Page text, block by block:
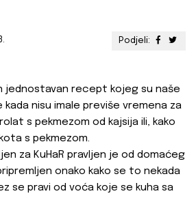
Podjeli:
jednostavan recept kojeg su naše
kada nisu imale previše vremena za
s pekmezom od kajsija ili, kako
s pekmezom.
za KuHaR pravljen je od domaćeg
onako kako se to nekada
se pravi od voća koje se kuha sa